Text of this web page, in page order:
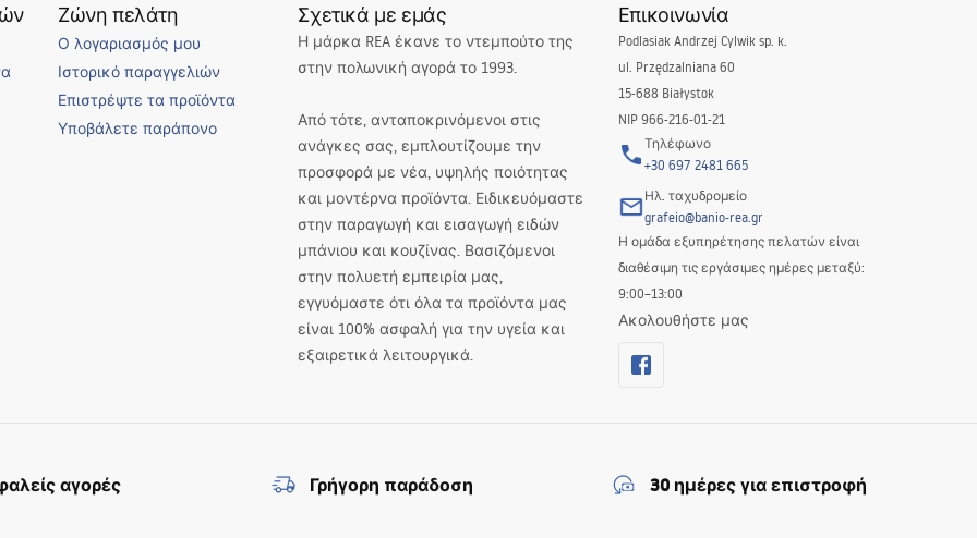
Ζώνη πελάτη
Ο λογαριασμός μου
Ιστορικό παραγγελιών
Επιστρέψτε τα προϊόντα
Υποβάλετε παράπονο
Σχετικά με εμάς
Η μάρκα REA έκανε το ντεμπούτο της
στην πολωνική αγορά το 1993.
Από τότε, ανταποκρινόμενοι στις
ανάγκες σας, εμπλουτίζουμε την
προσφορά με νέα, υψηλής ποιότητας
και μοντέρνα προϊόντα. Ειδικευόμαστε
στην παραγωγή και εισαγωγή ειδών
μπάνιου και κουζίνας. Βασιζόμενοι
στην πολυετή εμπειρία μας,
εγγυόμαστε ότι όλα τα προϊόντα μας
είναι 100% ασφαλή για την υγεία και
εξαιρετικά λειτουργικά.
Επικοινωνία
Podlasiak Andrzej Cylwik sp. k.
ul. Przędzalniana 60
15-688 Białystok
NIP 966-216-01-21
Τηλέφωνο
+30 697 2481 665
Ηλ. ταχυδρομείο
grafeio@banio-rea.gr
Η ομάδα εξυπηρέτησης πελατών είναι
διαθέσιμη τις εργάσιμες ημέρες μεταξύ:
9:00–13:00
Ακολουθήστε μας
αγορές Γρήγορη παράδοση 30 ημέρες για επιστροφή